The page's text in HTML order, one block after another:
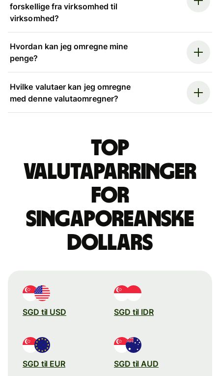
forskellige fra virksomhed til
virksomhed?
Hvordan kan jeg omregne mine
penge?
Hvilke valutaer kan jeg omregne
med denne valutaomregner?
Top
valutaparringer
for
singaporeanske
dollars
SGD til USD SGD til IDR
SGD til EUR SGD til AUD